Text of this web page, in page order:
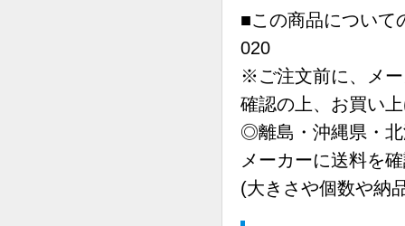
■この商品につい
020
※ご注文前に、メ
確認の上、お買い
◎離島・沖縄県・
メーカーに送料を
(大きさや個数や納